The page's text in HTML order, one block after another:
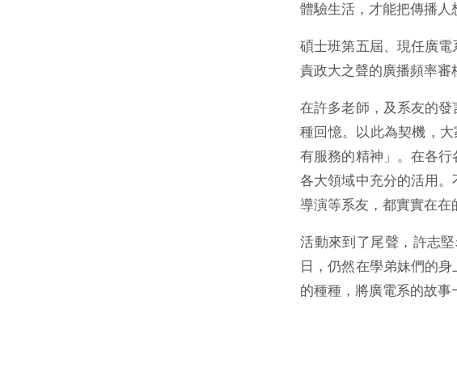
體驗生活，才能把傳播人
碩士班第五屆、現任廣
責政大之聲的廣播頻率審
在許多老師，及系友的
種回憶。以此為契機，
有服務的精神」。在各
各大領域中充分的活用
導演等系友，都實實在在
活動來到了尾聲，許志
日，仍然在學弟妹們的
的種種，將廣電系的故事